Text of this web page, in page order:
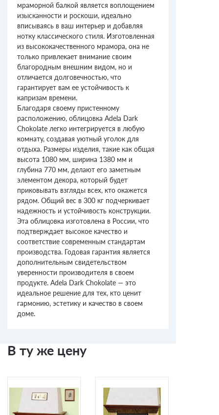
мраморной балкой является воплощением
изысканности и роскоши, идеально
вписываясь в ваш интерьер и добавляя
нотку классического стиля. Изготовленная
из высококачественного мрамора, она не
только привлекает внимание своим
благородным внешним видом, но и
отличается долговечностью, что
гарантирует вам ее устойчивость к
капризам времени.
Благодаря своему пристенному
расположению, облицовка Adela Dark
Chokolate легко интегрируется в любую
комнату, создавая уютный уголок для
отдыха. Размеры изделия, такие как общая
высота 1080 мм, ширина 1380 мм и
глубина 770 мм, делают его заметным
элементом декора, который будет
приковывать взгляды всех, кто окажется
рядом. Общий вес в 300 кг подчеркивает
надежность и устойчивость конструкции.
Эта облицовка изготовлена в России, что
подтверждает высокое качество и
соответствие современным стандартам
производства. Годовая гарантия является
дополнительным свидетельством
уверенности производителя в своем
продукте. Adela Dark Chokolate — это
идеальное решение для тех, кто ценит
гармонию, эстетику и качество в своем
доме.
В ту же цену